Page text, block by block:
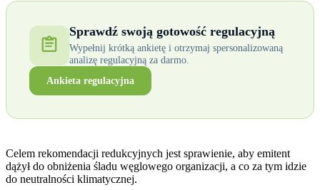
Sprawdź swoją gotowość regulacyjną
Wypełnij krótką ankietę i otrzymaj spersonalizowaną
analizę regulacyjną za darmo.
Ankieta regulacyjna
Celem rekomendacji redukcyjnych jest sprawienie, aby emitent
dążył do obniżenia śladu węglowego organizacji, a co za tym idzie
do neutralności klimatycznej.